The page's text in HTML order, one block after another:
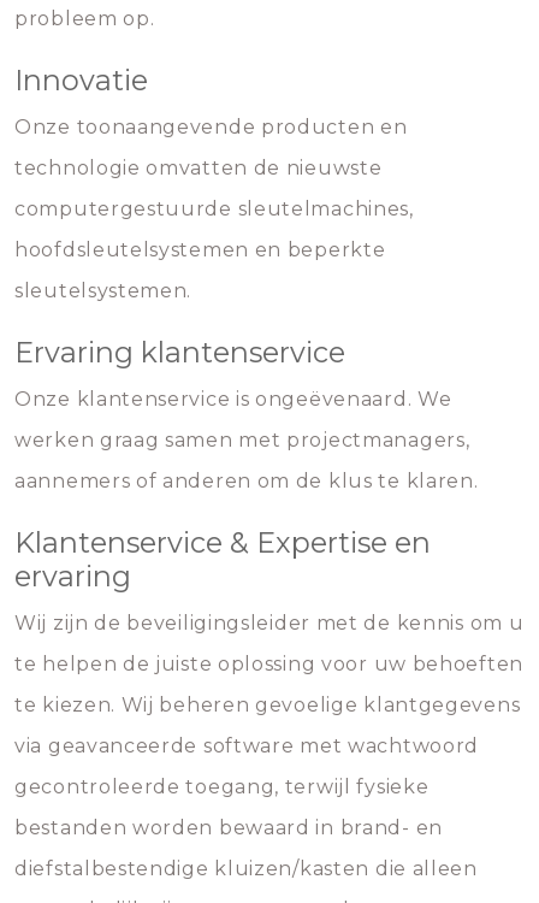
probleem op.
Innovatie
Onze toonaangevende producten en
technologie omvatten de nieuwste
computergestuurde sleutelmachines,
hoofdsleutelsystemen en beperkte
sleutelsystemen.
Ervaring klantenservice
Onze klantenservice is ongeëvenaard. We
werken graag samen met projectmanagers,
aannemers of anderen om de klus te klaren.
Klantenservice & Expertise en
ervaring
Wij zijn de beveiligingsleider met de kennis om u
te helpen de juiste oplossing voor uw behoeften
te kiezen. Wij beheren gevoelige klantgegevens
via geavanceerde software met wachtwoord
gecontroleerde toegang, terwijl fysieke
bestanden worden bewaard in brand- en
diefstalbestendige kluizen/kasten die alleen